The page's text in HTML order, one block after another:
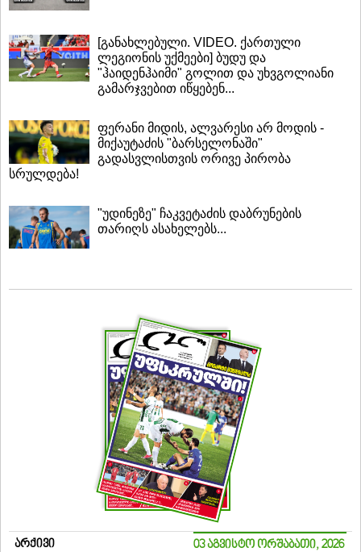
[განახლებული. VIDEO. ქართული
ლეგიონის უქმეები] ბუდუ და
"ჰაიდენჰაიმი" გოლით და უხვგოლიანი
გამარჯვებით იწყებენ...
ფერანი მიდის, ალვარესი არ მოდის -
მიქაუტაძის "ბარსელონაში"
გადასვლისთვის ორივე პირობა
სრულდება!
"უდინეზე" ჩაკვეტაძის დაბრუნების
თარიღს ასახელებს...
არქივი 03 აგვისტო ორშაბათი, 2026